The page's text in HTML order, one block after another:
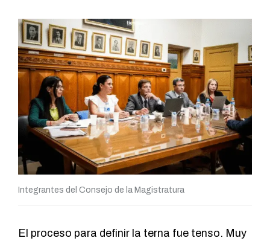
Integrantes del Consejo de la Magistratura
El proceso para definir la terna fue tenso. Muy